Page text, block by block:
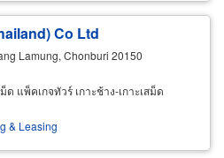
Co Ltd
Lamung, Chonburi 20150
ด แพ็คเกจทัวร์ เกาะช้าง-เกาะเสม็ด
& Leasing